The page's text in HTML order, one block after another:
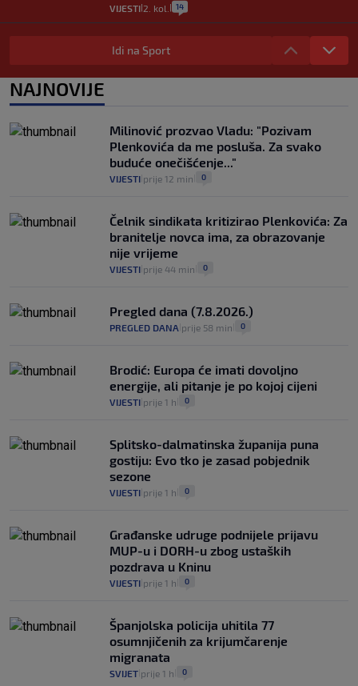
VIJESTI 2. kol. 14
"Kći je otišla na more, a zaboravila
zdravstvenu iskaznicu". Kakva su prava
pacijenata izvan mjesta prebivališta?
VIJESTI 1. kol. 1
junaci naših priča budu oni koji pomažu,
a ne oni koji su pobijedili nekoga"
VIJESTI 30. srp. 2
Idi na Sport
NAJNOVIJE
Milinović prozvao Vladu: "Pozivam
Plenkovića da me posluša. Za svako
buduće onečišćenje..."
VIJESTI prije 12 min 0
Čelnik sindikata kritizirao Plenkovića: Za
branitelje novca ima, za obrazovanje
nije vrijeme
VIJESTI prije 44 min 0
Pregled dana (7.8.2026.)
PREGLED DANA prije 58 min 0
Brodić: Europa će imati dovoljno
energije, ali pitanje je po kojoj cijeni
VIJESTI prije 1 h 0
Splitsko-dalmatinska županija puna
gostiju: Evo tko je zasad pobjednik
sezone
VIJESTI prije 1 h 0
Građanske udruge podnijele prijavu
MUP-u i DORH-u zbog ustaških
pozdrava u Kninu
VIJESTI prije 1 h 0
Španjolska policija uhitila 77
osumnjičenih za krijumčarenje
migranata
SVIJET prije 1 h 0